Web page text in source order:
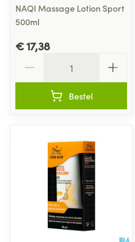
NAQI Massage Lotion Sport
500ml
€ 17,38
Bestel